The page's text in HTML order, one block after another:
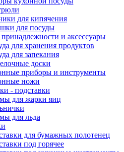
для кипячения
для посуды
и аксессуары
для хранения продуктов
для запекания
доски
приборы и инструменты
ножи
- подставки
для жарки яиц
для льда
для бумажных полотенец
под горячее